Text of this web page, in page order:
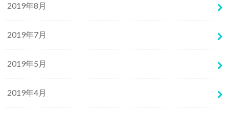
2019年8月
2019年7月
2019年5月
2019年4月